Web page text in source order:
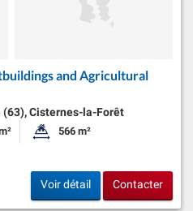
and Agricultural
(63), Cisternes-la-Forêt
habitable:Superficie du terrain:
566 m²
Voir détail Contacter